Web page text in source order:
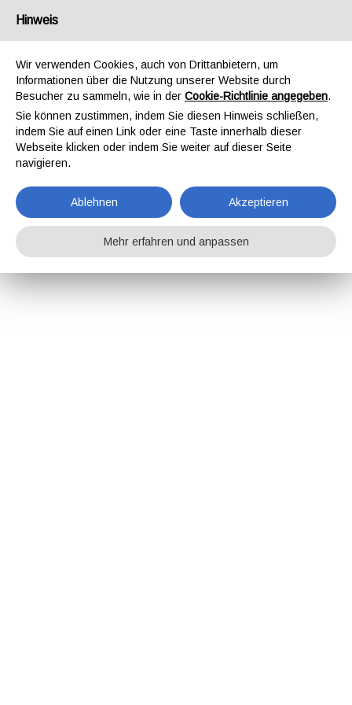
Hinweis
Wir verwenden Cookies, auch von Drittanbietern, um
Informationen über die Nutzung unserer Website durch
Besucher zu sammeln, wie in der Cookie-Richtlinie angegeben.
Sie können zustimmen, indem Sie diesen Hinweis schließen,
indem Sie auf einen Link oder eine Taste innerhalb dieser
Webseite klicken oder indem Sie weiter auf dieser Seite
navigieren.
Ablehnen Akzeptieren
Mehr erfahren und anpassen